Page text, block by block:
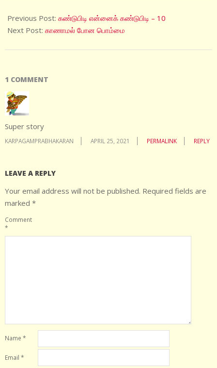
04-
15
Previous Post: கண்டுபிடி என்னைக் கண்டுபிடி – 10
Next Post: காணாமல் போன பொம்மை
1 COMMENT
Super story
KARPAGAMPRABHAKARAN APRIL 25, 2021 PERMALINK REPLY
LEAVE A REPLY
Your email address will not be published. Required fields are
marked *
Comment
*
Name *
Email *